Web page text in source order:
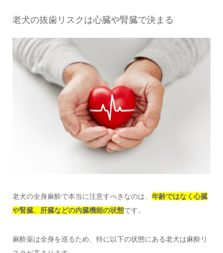
老犬の抜歯リスクは心臓や腎臓で決まる
老犬の全身麻酔で本当に注意すべきなのは、 年齢ではなく心臓
や腎臓、肝臓などの内臓機能の状態です。
麻酔薬は全身を巡るため、特に以下の状態にある老犬は麻酔リ